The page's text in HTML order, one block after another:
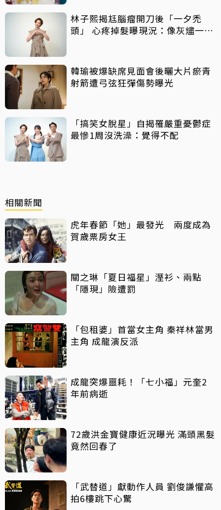
林子熙揭尪腦瘤開刀後「一夕禿
頭」 心疼掉髮曝現況：像灰燼一直
韓瑜被爆缺席見面會後曬大片瘀青
射箭遭弓弦狂彈傷勢曝光
「搞笑女脫星」自揭罹嚴重憂鬱症
最慘1周沒洗澡：覺得不配
相關新聞
虎年春節「她」最發光 兩度成為
賀歲票房女王
關之琳「夏日福星」溼衫、兩點
「隱現」險遭罰
「包租婆」首當女主角 秦祥林當男
主角 成龍演反派
成龍突爆噩耗！「七小福」元奎2
年前病逝
72歲洪金寶健康近況曝光 滿頭黑髮
竟然回春了
「武替道」獻動作人員 劉俊謙懼高
拍6樓跳下心驚